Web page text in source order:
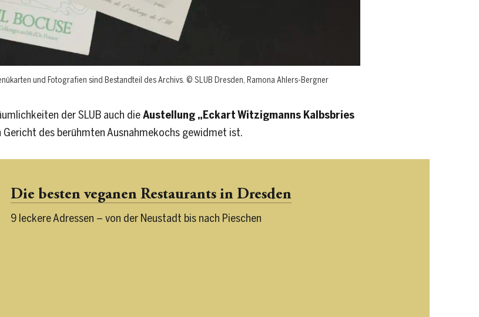
und Fotografien sind Bestandteil des Archivs. © SLUB Dresden, Ramona Ahlers-Bergner
der SLUB auch dieAustellung „Eckart Witzigmanns Kalbsbries
des berühmten Ausnahmekochs gewidmet ist.
Die besten veganen Restaurants in Dresden
9 leckere Adressen – von der Neustadt bis nach Pieschen